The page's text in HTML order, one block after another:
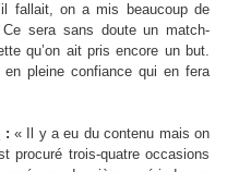
fallait, on a mis beaucoup de
Ce sera sans doute un match-
qu’on ait pris encore un but.
en pleine confiance qui en fera
: « Il y a eu du contenu mais on
procuré trois-quatre occasions